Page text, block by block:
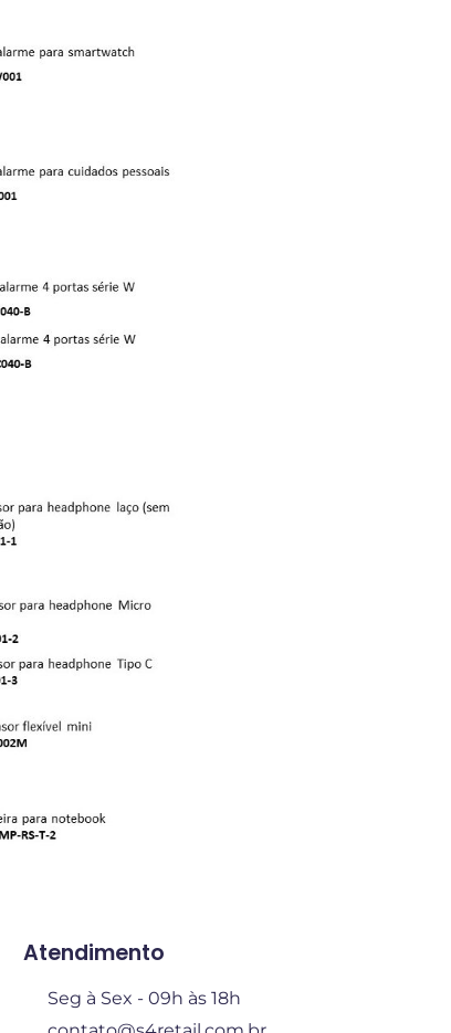
Atendimento
Seg à Sex - 09h às 18h